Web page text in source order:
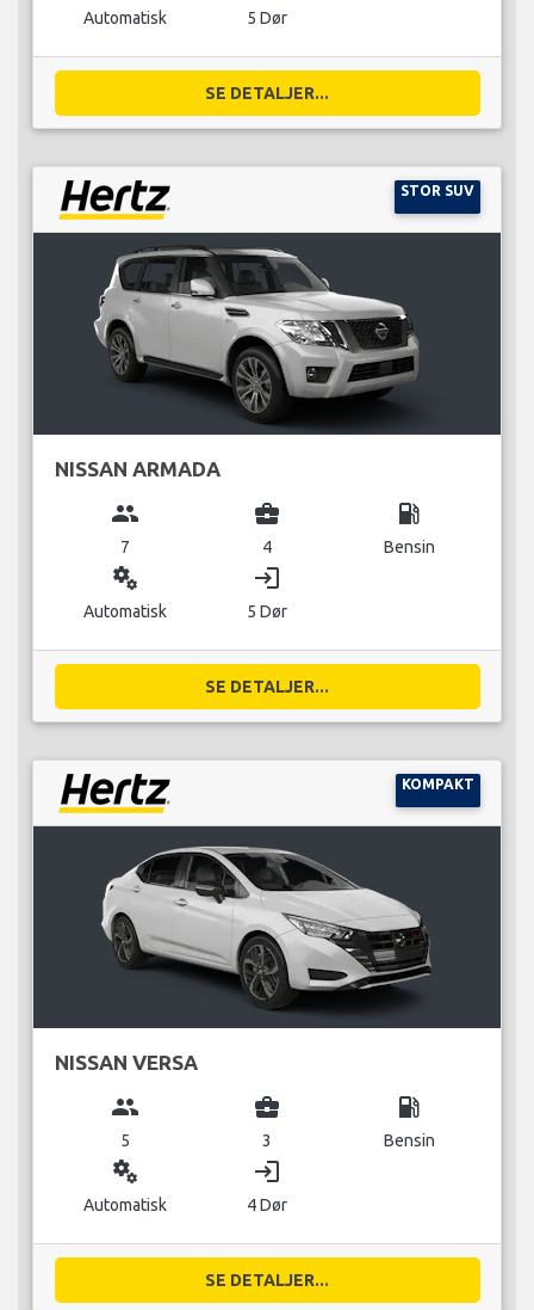
Automatisk 5 Dør
SE DETALJER...
STOR SUV
NISSAN ARMADA
group
7
business_center
4
local_gas_station
Bensin
miscellaneous_services
Automatisk
login
5 Dør
SE DETALJER...
KOMPAKT
NISSAN VERSA
group
5
business_center
3
local_gas_station
Bensin
miscellaneous_services
Automatisk
login
4 Dør
SE DETALJER...